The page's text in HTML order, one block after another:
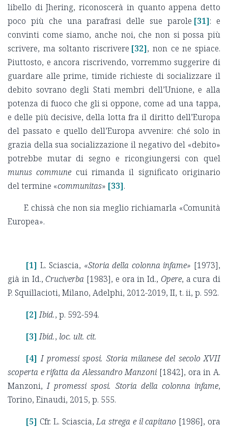
libello di Jhering, riconoscerà in quanto appena detto
poco più che una parafrasi delle sue parole [31]: e
convinti come siamo, anche noi, che non si possa più
scrivere, ma soltanto riscrivere [32], non ce ne spiace.
Piuttosto, e ancora riscrivendo, vorremmo suggerire di
guardare alle prime, timide richieste di socializzare il
debito sovrano degli Stati membri dell’Unione, e alla
potenza di fuoco che gli si oppone, come ad una tappa,
e delle più decisive, della lotta fra il diritto dell’Europa
del passato e quello dell’Europa avvenire: ché solo in
grazia della sua socializzazione il negativo del «debito»
potrebbe mutar di segno e ricongiungersi con quel
munus commune cui rimanda il significato originario
del termine «communitas» [33].
E chissà che non sia meglio richiamarla «Comunità
Europea».
[1] L. Sciascia, «Storia della colonna infame» [1973],
già in Id.,Cruciverba [1983], e ora in Id., Opere, a cura di
P. Squillacioti, Milano, Adelphi, 2012-2019, II, t. ii, p. 592.
[2] Ibid., p. 592-594.
[3] Ibid., loc. ult. cit.
[4] I promessi sposi. Storia milanese del secolo XVII
scoperta e rifatta da Alessandro Manzoni [1842], ora in A.
Manzoni,I promessi sposi. Storia della colonna infame,
Torino, Einaudi, 2015, p. 555.
[5] Cfr. L. Sciascia,La strega e il capitano [1986], ora